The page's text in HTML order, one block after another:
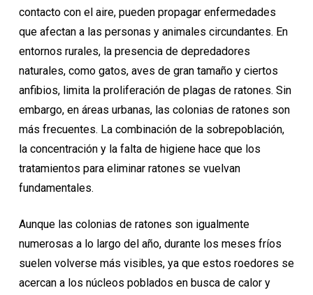
contacto con el aire, pueden propagar enfermedades
que afectan a las personas y animales circundantes. En
entornos rurales, la presencia de depredadores
naturales, como gatos, aves de gran tamaño y ciertos
anfibios, limita la proliferación de plagas de ratones. Sin
embargo, en áreas urbanas, las colonias de ratones son
más frecuentes. La combinación de la sobrepoblación,
la concentración y la falta de higiene hace que los
tratamientos para eliminar ratones se vuelvan
fundamentales.
Aunque las colonias de ratones son igualmente
numerosas a lo largo del año, durante los meses fríos
suelen volverse más visibles, ya que estos roedores se
acercan a los núcleos poblados en busca de calor y